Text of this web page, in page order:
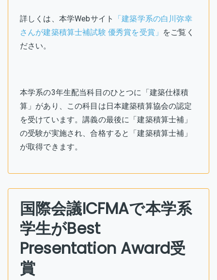
詳しくは、本学Webサイト
「建築学系の白川弥幸
さんが建築積算士補試験 優秀賞を受賞」 をご覧く
ださい。
本学系の3年生配当科目のひとつに「建築仕様積
算」があり、この科目は日本建築積算協会の認定
を受けています。講義の最後に「建築積算士補」
の受験が実施され、合格すると「建築積算士補」
が取得できます。
国際会議ICFMAで本学系
学生がBest
Presentation Award受
賞